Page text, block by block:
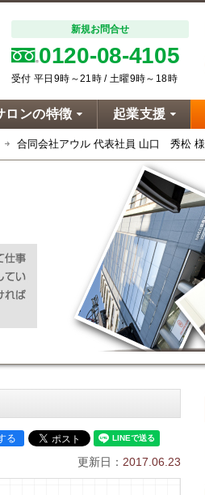
新規お問合せ
0120-08-4105
受付 平日9時～21時 / 土曜9時～18時
ロンの特徴 起業支援
合同会社アウル 代表社員 山口 秀松 様
る
更新日： 2017.06.23